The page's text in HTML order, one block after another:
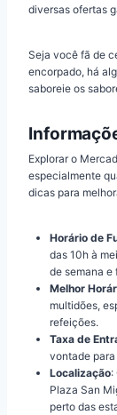
diversas ofertas
Seja você fã de
encorpado, há
saboreie os
Explorar o
especialmente
dicas para
Horário de
das 10h à
de semana e
Melhor
multidões,
refeições.
Taxa de
vontade
Localização:
Plaza San
perto das